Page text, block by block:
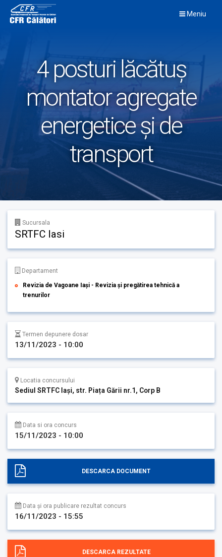
content
Meniu
4 posturi lăcătuș
montator agregate
energetice și de
transport
Sucursala
SRTFC Iasi
Departament
Revizia de Vagoane Iași - Revizia și pregătirea tehnică a
trenurilor
Termen depunere dosar
13/11/2023 - 10:00
Locatia concursului
Sediul SRTFC Iași, str. Piața Gării nr.1, Corp B
Data si ora concurs
15/11/2023 - 10:00
DESCARCA DOCUMENT
Data și ora publicare rezultat concurs
16/11/2023 - 15:55
DESCARCA REZULTATE